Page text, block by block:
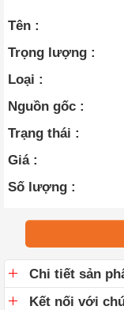
Tên :
Trọng lượng :
Loại :
Nguồn gốc :
Trạng thái :
Giá :
Số lượng :
Chi tiết sản
Kết nối với